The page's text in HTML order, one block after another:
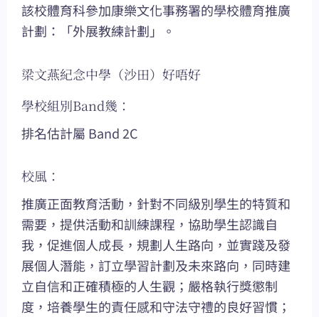
該校體育科參加康樂文化事務署的學校體育推廣
計劃：「外展教練計劃」。
梁文燕紀念中學（沙田）好唔好
學校組別Band幾：
排名估計屬 Band 2C
校風：
推廣正面教育活動，針對不同級別學生的特質和
需要，提供活動和訓練課程，協助學生認識自
我，促進個人成長，規劃人生路向，並實踐及發
展個人潛能，訂立學習計劃及未來路向，同時建
立自信和正確積極的人生觀；嚴格執行獎懲制
度，培養學生的責任感和守法守禮的良好習慣；